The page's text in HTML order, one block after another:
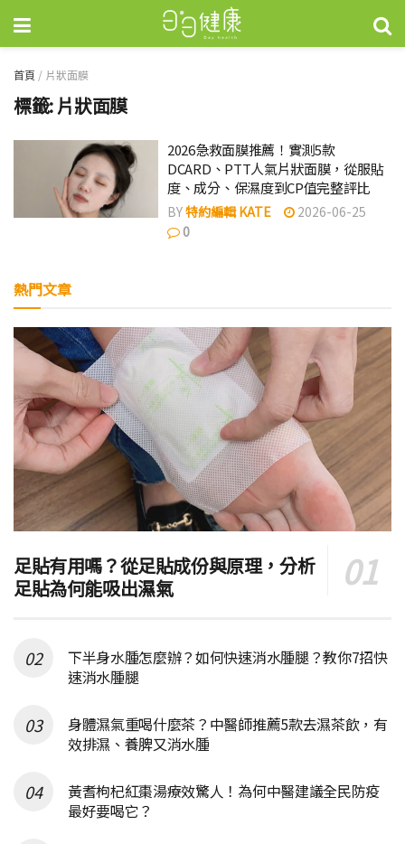
首頁 / 片狀面膜
標籤:片狀面膜
2026急救面膜推薦！實測5款
DCARD、PTT人氣片狀面膜，從服貼
度、成分、保濕度到CP值完整評比
BY特約編輯 KATE
2026-06-25
0
熱門文章
足貼有用嗎？從足貼成份與原理，分析
足貼為何能吸出濕氣
下半身水腫怎麼辦？如何快速消水腫腿？教你7招快
速消水腫腿
身體濕氣重喝什麼茶？中醫師推薦5款去濕茶飲，有
效排濕、養脾又消水腫
黃耆枸杞紅棗湯療效驚人！為何中醫建議全民防疫
最好要喝它？